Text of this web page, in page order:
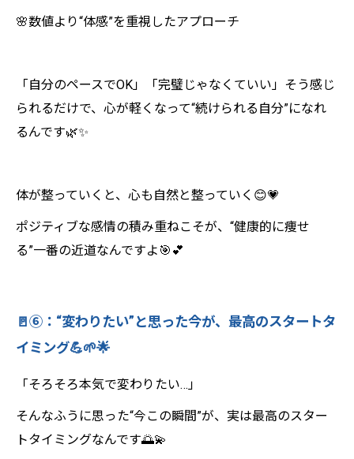
🌸数値より“体感”を重視したアプローチ
「自分のペースでOK」「完璧じゃなくていい」そう感じ
られるだけで、心が軽くなって“続けられる自分”になれ
るんです🌿✨
体が整っていくと、心も自然と整っていく😊💗
ポジティブな感情の積み重ねこそが、“健康的に痩せ
る”一番の近道なんですよ🎯💕
🚪⑥：“変わりたい”と思った今が、最高のスタートタ
イミング💪🌱🌟
「そろそろ本気で変わりたい…」
そんなふうに思った“今この瞬間”が、実は最高のスター
トタイミングなんです🌅💫